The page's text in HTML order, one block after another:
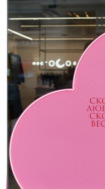
смотреть в Яндекс. Картах